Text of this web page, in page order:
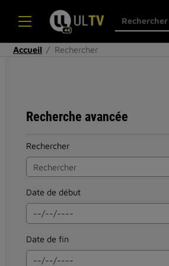
Accueil Rechercher
Recherche avancée
Rechercher
Date de début
Date de fin